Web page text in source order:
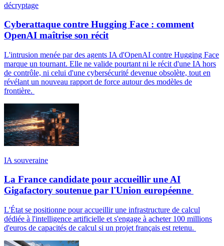
décryptage
Cyberattaque contre Hugging Face : comment
OpenAI maîtrise son récit
L'intrusion menée par des agents IA d'OpenAI contre Hugging Face
marque un tournant. Elle ne valide pourtant ni le récit d'une IA hors
de contrôle, ni celui d'une cybersécurité devenue obsolète, tout en
révélant un nouveau rapport de force autour des modèles de
frontière.
IA souveraine
La France candidate pour accueillir une AI
Gigafactory soutenue par l'Union européenne
L'État se positionne pour accueillir une infrastructure de calcul
dédiée à l'intelligence artificielle et s'engage à acheter 100 millions
d'euros de capacités de calcul si un projet français est retenu.